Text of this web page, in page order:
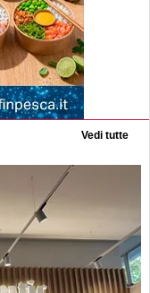
Vedi tutte